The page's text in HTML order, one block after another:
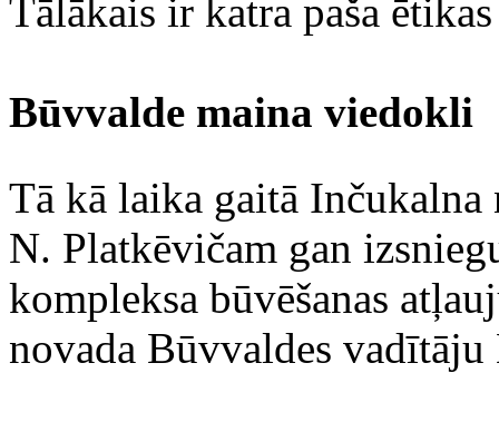
Tālākais ir katra paša
Būvvalde maina viedokli
Tā kā laika gaitā
N. Platkēvičam gan
kompleksa būvēšanas
novada Būvvaldes